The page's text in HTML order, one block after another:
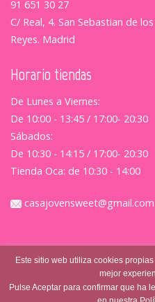
91 651 30 27
C/ Real, 4. San Sebastian de los
Reyes. Madrid
Horario tiendas
De Lunes a Viernes:
De 10:00 - 13:45 / 17:00- 20:30
Sábados:
De 10:30 - 14:15 / 17:00- 20:30
Tienda Oca: de 10:30 - 14:00
casajovensweet@gmail.com
Este sitio web utiliza cookies
mejor
Pulse Aceptar para confirmar que ha